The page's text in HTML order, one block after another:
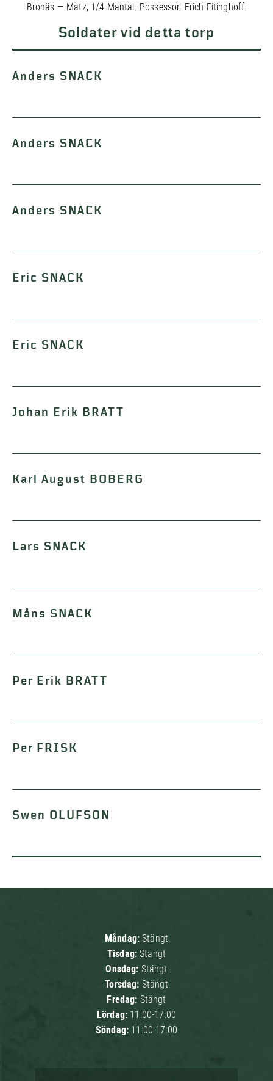
Bronäs — Matz, 1/4 Mantal. Possessor: Erich Fitinghoff.
Soldater vid detta torp
Anders SNACK
Anders SNACK
Anders SNACK
Eric SNACK
Eric SNACK
Johan Erik BRATT
Karl August BOBERG
Lars SNACK
Måns SNACK
Per Erik BRATT
Per FRISK
Swen OLUFSON
Måndag:Stängt
Tisdag:Stängt
Onsdag: Stängt
Torsdag: Stängt
Fredag: Stängt
Lördag: 11:00-17:00
Söndag: 11:00-17:00